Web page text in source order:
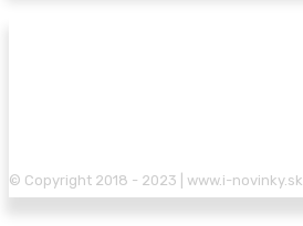
© Copyright 2018 - 2023 | www.i-novinky.sk